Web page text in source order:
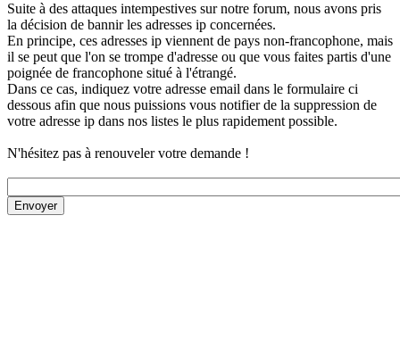
Suite à des attaques intempestives sur notre forum, nous avons pris
la décision de bannir les adresses ip concernées.
En principe, ces adresses ip viennent de pays non-francophone, mais
il se peut que l'on se trompe d'adresse ou que vous faites partis d'une
poignée de francophone situé à l'étrangé.
Dans ce cas, indiquez votre adresse email dans le formulaire ci
dessous afin que nous puissions vous notifier de la suppression de
votre adresse ip dans nos listes le plus rapidement possible.
N'hésitez pas à renouveler votre demande !